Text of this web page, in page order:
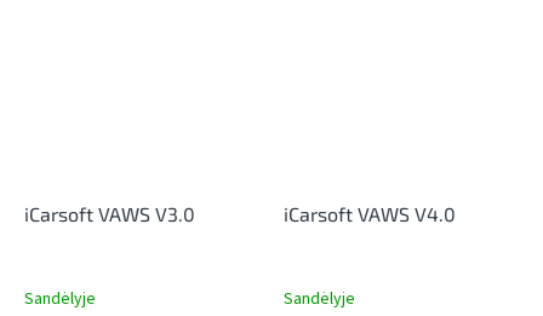
iCarsoft VAWS V3.0
Sandėlyje
iCarsoft VAWS V4.0
Sandėlyje